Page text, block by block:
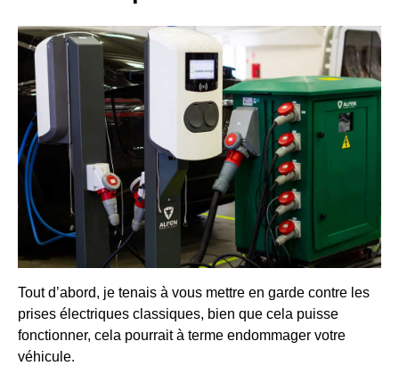
Tout d’abord, je tenais à vous mettre en garde contre les
prises électriques classiques, bien que cela puisse
fonctionner, cela pourrait à terme endommager votre
véhicule.